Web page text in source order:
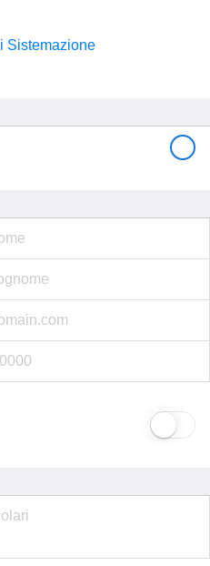
Sistemazione